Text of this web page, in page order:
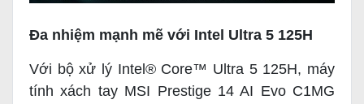
Đa nhiệm mạnh mẽ với Intel Ultra 5 125H
Với bộ xử lý Intel® Core™ Ultra 5 125H, máy
tính xách tay MSI Prestige 14 AI Evo C1MG